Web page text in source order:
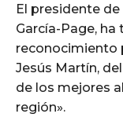
El presidente
García-Page,
reconocimiento
Jesús Martín,
de los mejores
región».